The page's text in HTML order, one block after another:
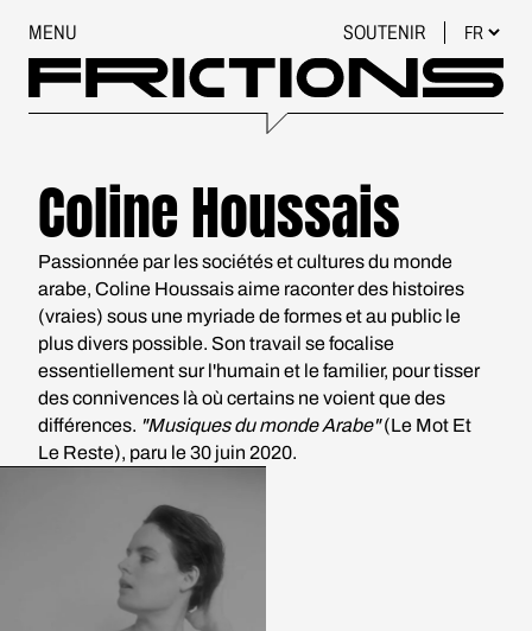
MENU SOUTENIR
Coline Houssais
Passionnée par les sociétés et cultures du monde
arabe, Coline Houssais aime raconter des histoires
(vraies) sous une myriade de formes et au public le
plus divers possible. Son travail se focalise
essentiellement sur l'humain et le familier, pour tisser
des connivences là où certains ne voient que des
différences. "Musiques du monde Arabe"(Le Mot Et
Le Reste), paru le 30 juin 2020.